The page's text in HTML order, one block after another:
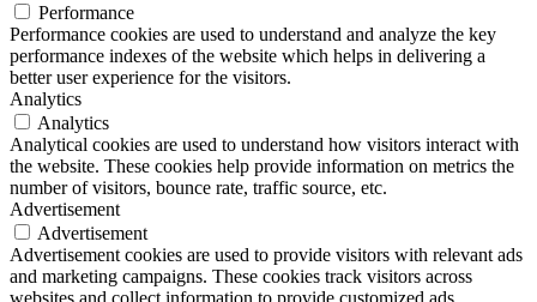
Performance
Performance cookies are used to understand and analyze the key
performance indexes of the website which helps in delivering a
better user experience for the visitors.
Analytics
Analytics
Analytical cookies are used to understand how visitors interact with
the website. These cookies help provide information on metrics the
number of visitors, bounce rate, traffic source, etc.
Advertisement
Advertisement
Advertisement cookies are used to provide visitors with relevant ads
and marketing campaigns. These cookies track visitors across
websites and collect information to provide customized ads.